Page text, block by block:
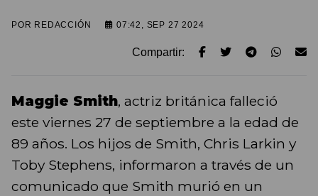
POR REDACCIÓN 07:42, SEP 27 2024
Compartir:
Maggie Smith, actriz británica falleció
este viernes 27 de septiembre a la edad de
89 años. Los hijos de Smith, Chris Larkin y
Toby Stephens, informaron a través de un
comunicado que Smith murió en un